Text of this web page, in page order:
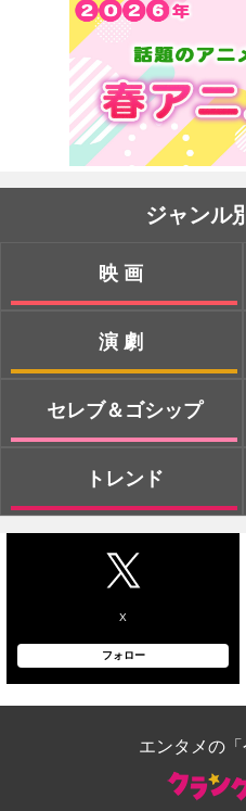
ジャンル
映画
演劇
セレブ＆ゴシップ
トレンド
X
フォロー
エンタメの